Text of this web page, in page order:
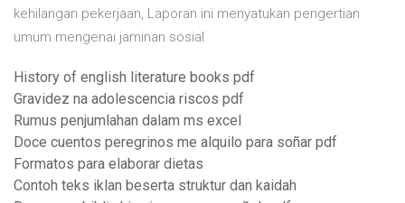
kehilangan pekerjaan, Laporan ini menyatukan pengertian
umum mengenai jaminan sosial
History of english literature books pdf
Gravidez na adolescencia riscos pdf
Rumus penjumlahan dalam ms excel
Doce cuentos peregrinos me alquilo para soñar pdf
Formatos para elaborar dietas
Contoh teks iklan beserta struktur dan kaidah